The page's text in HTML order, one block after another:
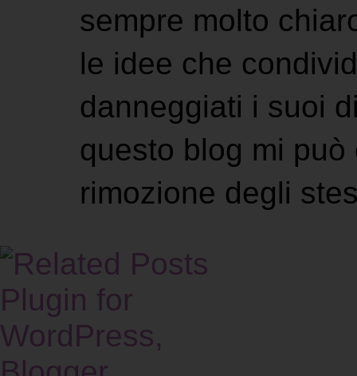
sempre molto
le idee che
danneggiati i suoi
questo blog mi
rimozione degli